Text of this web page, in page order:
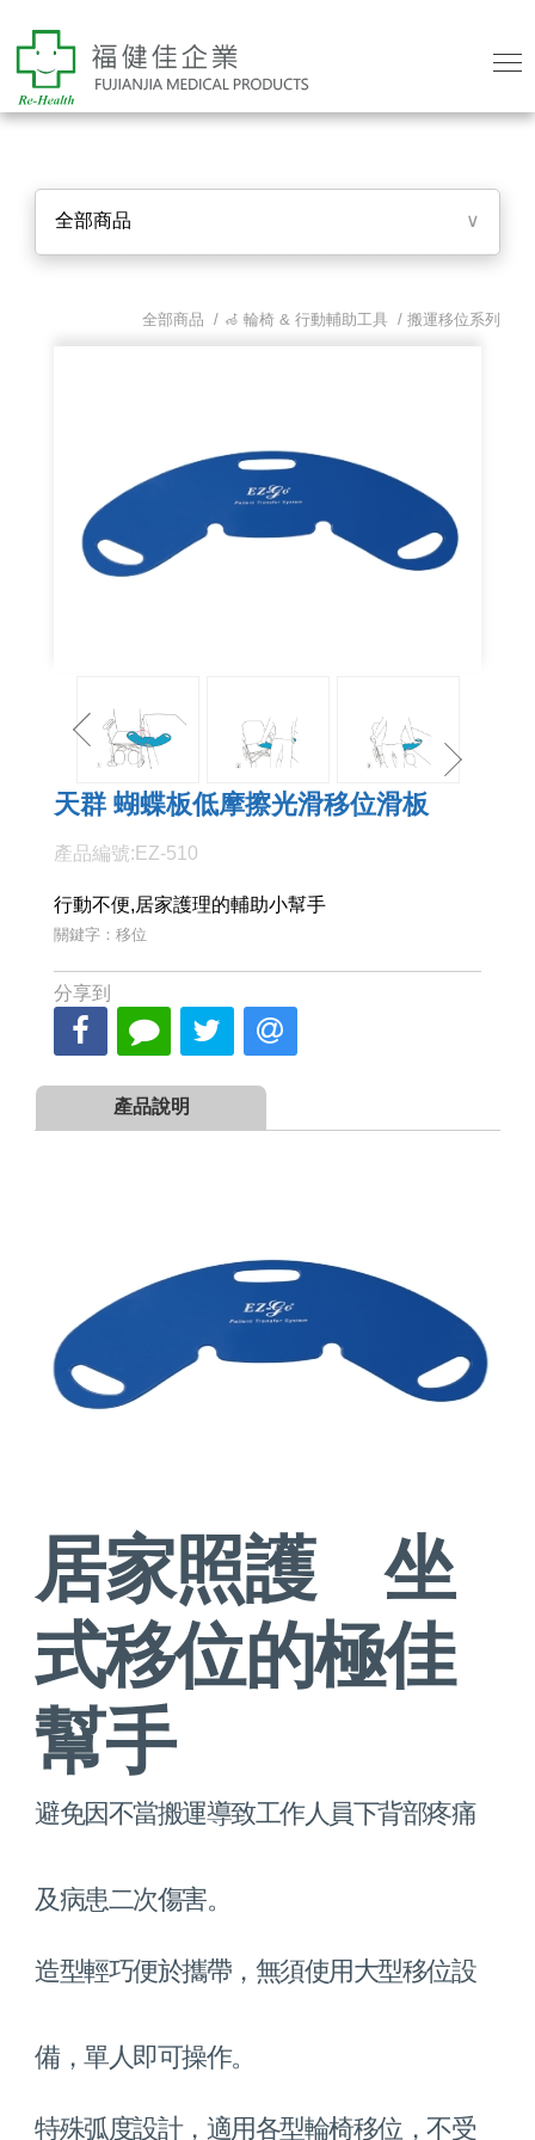
全部商品 ∨
全部商品 / 🦽 輪椅 & 行動輔助工具/ 搬運移位系列
天群 蝴蝶板低摩擦光滑移位滑板
產品編號:EZ-510
行動不便,居家護理的輔助小幫手
關鍵字：移位
分享到
產品說明
居家照護 坐
式移位的極佳
幫手
避免因不當搬運導致工作人員下背部疼痛
及病患二次傷害。
造型輕巧便於攜帶，無須使用大型移位設
備，單人即可操作。
特殊弧度設計，適用各型輪椅移位，不受